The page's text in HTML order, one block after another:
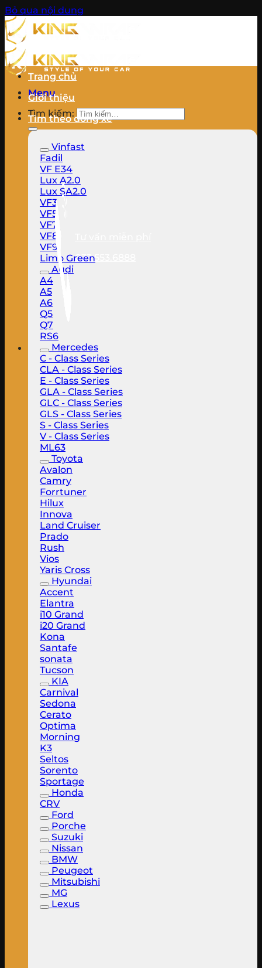
Bỏ qua nội dung
Menu
Tìm kiếm:
033.553.6888
Trang chủ
Giới thiệu
Tìm theo dòng xe
Vinfast
Fadil
VF E34
Lux A2.0
Lux SA2.0
VF3
VF5
VF7
VF8
VF9
Limo Green
Audi
A4
A5
A6
Q5
Q7
RS6
Mercedes
C - Class Series
CLA - Class Series
E - Class Series
GLA - Class Series
GLC - Class Series
GLS - Class Series
S - Class Series
V - Class Series
ML63
Toyota
Avalon
Camry
Forrtuner
Hilux
Innova
Land Cruiser
Prado
Rush
Vios
Yaris Cross
Hyundai
Accent
Elantra
i10 Grand
i20 Grand
Kona
Santafe
sonata
Tucson
KIA
Carnival
Sedona
Cerato
Optima
Morning
K3
Seltos
Sorento
Sportage
Honda
CRV
Ford
Porche
Suzuki
Nissan
BMW
Peugeot
Mitsubishi
MG
Lexus